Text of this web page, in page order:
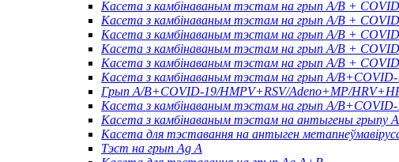
Касета з камбінаваным тэстам на грып A/B +
Касета з камбінаваным тэстам на грып A/B +
Касета з камбінаваным тэстам на грып A/B +
Касета з камбінаваным тэстам на грып A/B +
Касета з камбінаваным тэстам на грып A/B +
Касета з камбінаваным тэстам на грып A/
Грып A/B+COVID-19/HMPV+RSV/Adeno+MP/
Касета з камбінаваным тэстам на грып A/
Касета з камбінаваным тэстам на антыгены грыпу
Касета для тэставання на антыген
Тэст на грып Ag A